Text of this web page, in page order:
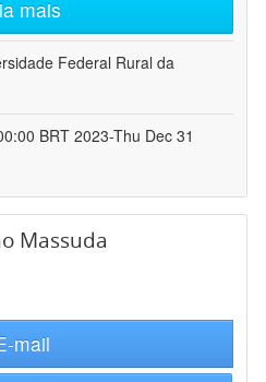
mais
Federal Rural da
BRT 2023-Thu Dec 31
Massuda
mail